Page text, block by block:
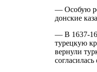
— Особую
донские
— В 1637-
турецкую
вернули
согласилась